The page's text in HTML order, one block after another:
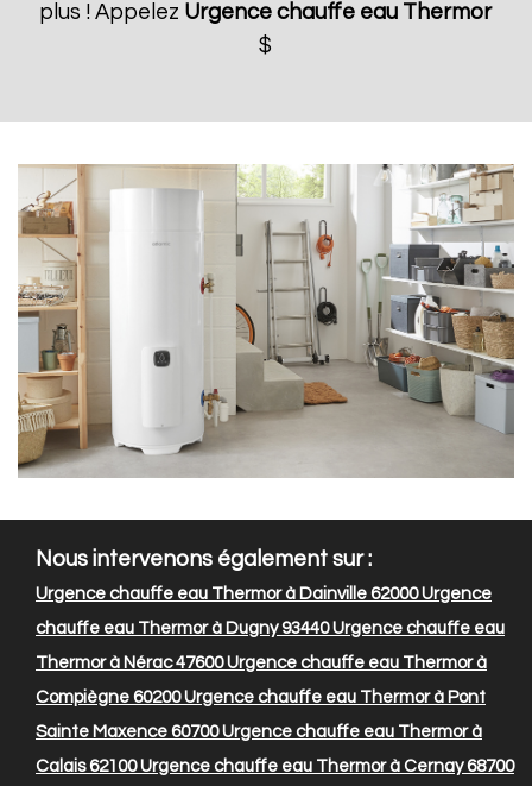
plus ! Appelez Urgence chauffe eau Thermor
$
Nous intervenons également sur :
Urgence chauffe eau Thermor à Dainville 62000Urgence
chauffe eau Thermor à Dugny 93440Urgence chauffe eau
Thermor à Nérac 47600Urgence chauffe eau Thermor à
Compiègne 60200Urgence chauffe eau Thermor à Pont
Sainte Maxence 60700Urgence chauffe eau Thermor à
Calais 62100Urgence chauffe eau Thermor à Cernay 68700